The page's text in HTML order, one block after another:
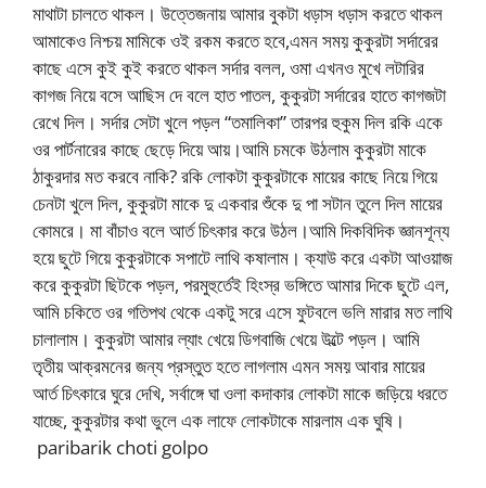
মাথাটা চালতে থাকল। উত্তেজনায় আমার বুকটা ধড়াস ধড়াস করতে থাকল
আমাকেও নিশ্চয় মামিকে ওই রকম করতে হবে,এমন সময় কুকুরটা সর্দারের
কাছে এসে কুই কুই করতে থাকল সর্দার বলল, ওমা এখনও মুখে লটারির
কাগজ নিয়ে বসে আছিস দে বলে হাত পাতল, কুকুরটা সর্দারের হাতে কাগজটা
রেখে দিল। সর্দার সেটা খুলে পড়ল “তমালিকা” তারপর হুকুম দিল রকি একে
ওর পার্টনারের কাছে ছেড়ে দিয়ে আয়।আমি চমকে উঠলাম কুকুরটা মাকে
ঠাকুরদার মত করবে নাকি? রকি লোকটা কুকুরটাকে মায়ের কাছে নিয়ে গিয়ে
চেনটা খুলে দিল, কুকুরটা মাকে দু একবার শুঁকে দু পা সটান তুলে দিল মায়ের
কোমরে। মা বাঁচাও বলে আর্ত চিৎকার করে উঠল।আমি দিকবিদিক জ্ঞানশূন্য
হয়ে ছুটে গিয়ে কুকুরটাকে সপাটে লাথি কষালাম। ক্যাউ করে একটা আওয়াজ
করে কুকুরটা ছিটকে পড়ল, পরমুহুর্তেই হিংস্র ভঙ্গিতে আমার দিকে ছুটে এল,
আমি চকিতে ওর গতিপথ থেকে একটু সরে এসে ফুটবলে ভলি মারার মত লাথি
চালালাম। কুকুরটা আমার ল্যাং খেয়ে ডিগবাজি খেয়ে উল্টে পড়ল। আমি
তৃতীয় আক্রমনের জন্য প্রস্তুত হতে লাগলাম এমন সময় আবার মায়ের
আর্ত চিৎকারে ঘুরে দেখি, সর্বাঙ্গে ঘা ওলা কদাকার লোকটা মাকে জড়িয়ে ধরতে
যাচ্ছে, কুকুরটার কথা ভুলে এক লাফে লোকটাকে মারলাম এক ঘুষি।
paribarik choti golpo